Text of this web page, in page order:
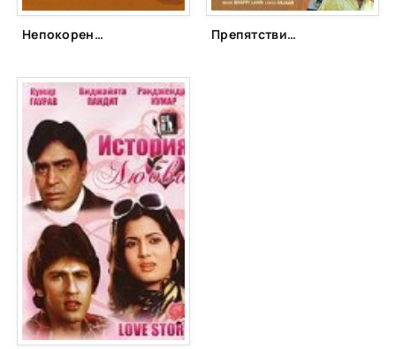
Непокоренный (1957) Препятствие (1990)